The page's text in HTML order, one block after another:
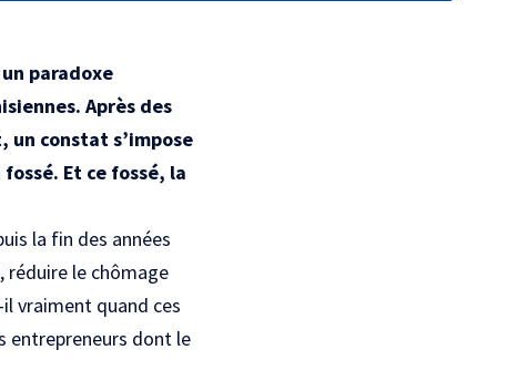
paradoxe
Après des
un constat s’impose
Et ce fossé, la
la fin des années
réduire le chômage
vraiment quand ces
entrepreneurs dont le